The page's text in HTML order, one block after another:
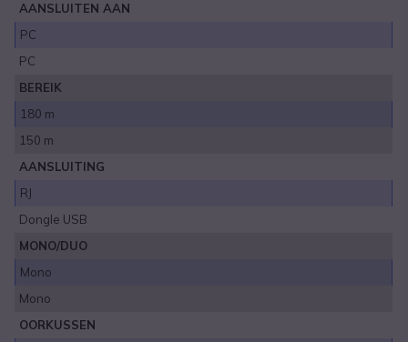
AANSLUITEN AAN
PC
PC
BEREIK
180 m
150 m
AANSLUITING
RJ
Dongle USB
MONO/DUO
Mono
Mono
OORKUSSEN